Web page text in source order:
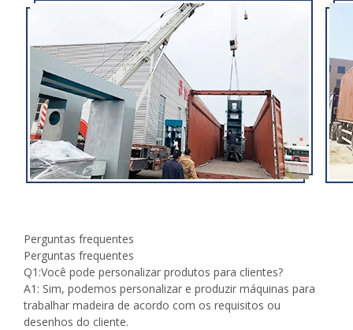
Perguntas frequentes
Perguntas frequentes
Q1:Você pode personalizar produtos para clientes?
A1: Sim, podemos personalizar e produzir máquinas para
trabalhar madeira de acordo com os requisitos ou
desenhos do cliente.